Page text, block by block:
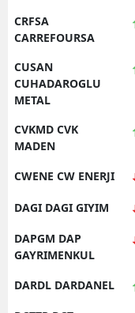
CRFSA
CARREFOURSA
CUSAN
CUHADAROGLU
METAL
CVKMD CVK
MADEN
CWENE CW ENERJI
DAGI DAGI GIYIM
DAPGM DAP
GAYRIMENKUL
DARDL DARDANEL